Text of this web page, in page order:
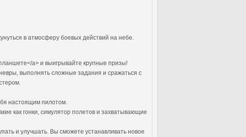
в атмосферу боевых действий на небе.
a> и выигрывайте крупные призы!
выполнять сложные задания и сражаться с
настоящим пилотом.
как гонки, симулятор полетов и захватывающие
и улучшать. Вы сможете устанавливать новое